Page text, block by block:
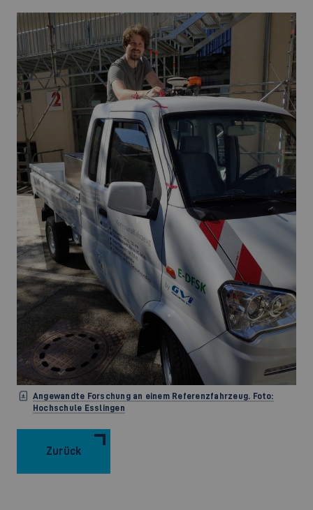
Angewandte Forschung an einem Referenzfahrzeug. Foto:
Hochschule Esslingen
Zurück